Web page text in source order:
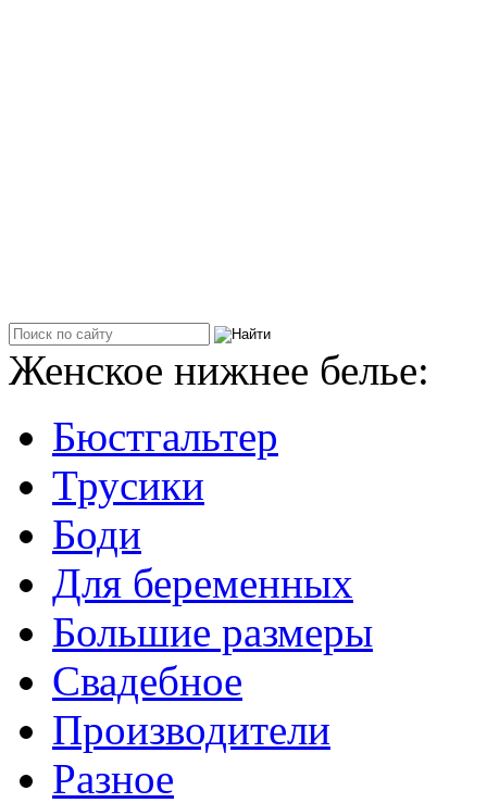
Женское нижнее белье:
Бюстгальтер
Трусики
Боди
Для беременных
Большие размеры
Свадебное
Производители
Разное